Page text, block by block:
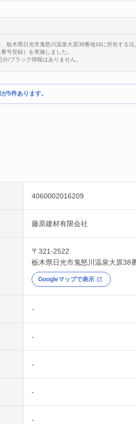
栃木県日光市鬼怒川温泉大原38番地16に所在する
号登録）を実施しました。
/ブラック情報はありません。
5件あります。
4060002016209
藤原建材有限会社
〒321-2522
栃木県日光市鬼怒川温泉大原38
Googleマップで表示
-
-
-
-
-